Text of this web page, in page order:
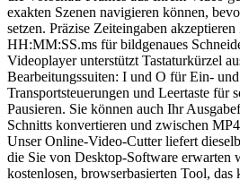
exakten Szenen navigieren können,
setzen. Präzise Zeiteingaben
HH:MM:SS.ms für bildgenaues
Videoplayer unterstützt Tastaturkürzel
Bearbeitungssuiten: I und O für Ein-
Transportsteuerungen und Leertaste für
Pausieren. Sie können auch Ihr
Schnitts konvertieren und zwischen
Unser Online-Video-Cutter liefert
die Sie von Desktop-Software erwarten
kostenlosen, browserbasierten Tool,